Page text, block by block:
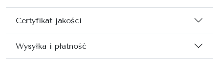
Certyfikat jakości
Wysyłka i płatność